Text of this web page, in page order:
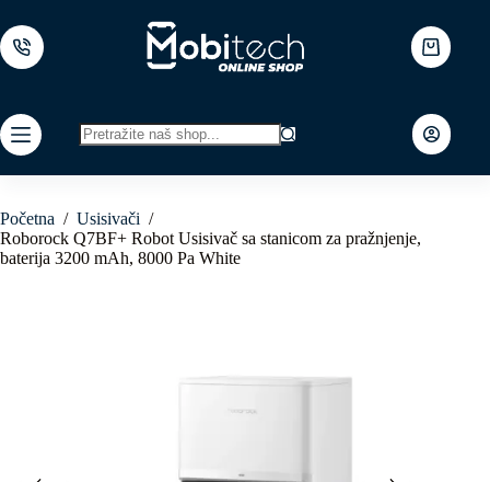
to
content
Shopping
cart
results
Početna / Usisivači /
Roborock Q7BF+ Robot Usisivač sa stanicom za pražnjenje,
baterija 3200 mAh, 8000 Pa White